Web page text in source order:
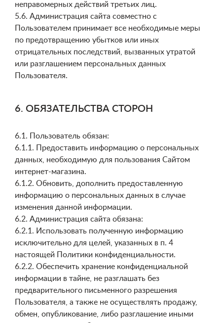
неправомерных действий третьих лиц.
5.6. Администрация сайта совместно с
Пользователем принимает все необходимые меры
по предотвращению убытков или иных
отрицательных последствий, вызванных утратой
или разглашением персональных данных
Пользователя.
6. ОБЯЗАТЕЛЬСТВА СТОРОН
6.1. Пользователь обязан:
6.1.1. Предоставить информацию о персональных
данных, необходимую для пользования Сайтом
интернет-магазина.
6.1.2. Обновить, дополнить предоставленную
информацию о персональных данных в случае
изменения данной информации.
6.2. Администрация сайта обязана:
6.2.1. Использовать полученную информацию
исключительно для целей, указанных в п. 4
настоящей Политики конфиденциальности.
6.2.2. Обеспечить хранение конфиденциальной
информации в тайне, не разглашать без
предварительного письменного разрешения
Пользователя, а также не осуществлять продажу,
обмен, опубликование, либо разглашение иными